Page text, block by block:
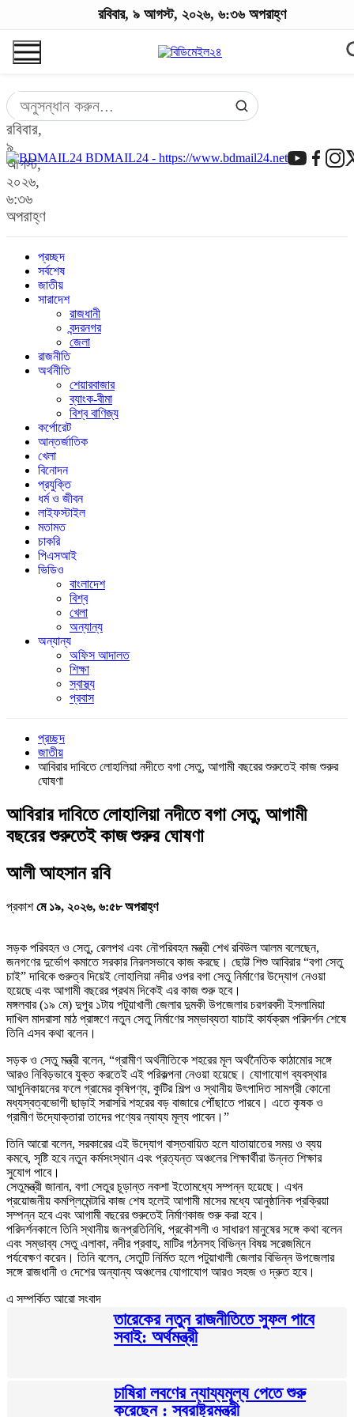
রবিবার,
৯
আগস্ট,
২০২৬,
৬:৩৬
অপরাহ্ণ
BDMAIL24 - https://www.bdmail24.net
প্রচ্ছদ
সর্বশেষ
জাতীয়
সারাদেশ
রাজধানী
বন্দরনগর
জেলা
রাজনীতি
অর্থনীতি
শেয়ারবাজার
ব্যাংক-বীমা
বিশ্ব বাণিজ্য
কর্পোরেট
আন্তর্জাতিক
খেলা
বিনোদন
প্রযুক্তি
ধর্ম ও জীবন
লাইফস্টাইল
মতামত
চাকরি
পিএসআই
ভিডিও
বাংলাদেশ
বিশ্ব
খেলা
অন্যান্য
অন্যান্য
অফিস আদালত
শিক্ষা
স্বাস্থ্য
প্রবাস
রবিবার, ৯ আগস্ট, ২০২৬, ৬:৩৬ অপরাহ্ণ
প্রচ্ছদ
জাতীয়
আবিরার দাবিতে লোহালিয়া নদীতে বগা সেতু, আগামী বছরের শুরুতেই কাজ শুরুর
ঘোষণা
আবিরার দাবিতে লোহালিয়া নদীতে বগা সেতু, আগামী
বছরের শুরুতেই কাজ শুরুর ঘোষণা
আলী আহসান রবি
প্রকাশমে ১৯, ২০২৬, ৬:৫৮ অপরাহ্ণ
সড়ক পরিবহন ও সেতু, রেলপথ এবং নৌপরিবহন মন্ত্রী শেখ রবিউল আলম বলেছেন,
জনগণের দুর্ভোগ কমাতে সরকার নিরলসভাবে কাজ করছে। ছোট্ট শিশু আবিরার “বগা সেতু
চাই” দাবিকে গুরুত্ব দিয়েই লোহালিয়া নদীর ওপর বগা সেতু নির্মাণের উদ্যোগ নেওয়া
হয়েছে এবং আগামী বছরের প্রথম দিকেই এর কাজ শুরু হবে।
মঙ্গলবার (১৯ মে) দুপুর ১টায় পটুয়াখালী জেলার দুমকী উপজেলার চরগরবদী ইসলামিয়া
দাখিল মাদরাসা মাঠ প্রাঙ্গণে নতুন সেতু নির্মাণের সম্ভাব্যতা যাচাই কার্যক্রম পরিদর্শন শেষে
তিনি এসব কথা বলেন।
সড়ক ও সেতু মন্ত্রী বলেন, “গ্রামীণ অর্থনীতিকে শহরের মূল অর্থনৈতিক কাঠামোর সঙ্গে
আরও নিবিড়ভাবে যুক্ত করতেই এই পরিকল্পনা নেওয়া হয়েছে। যোগাযোগ ব্যবস্থার
আধুনিকায়নের ফলে গ্রামের কৃষিপণ্য, কুটির শিল্প ও স্থানীয় উৎপাদিত সামগ্রী কোনো
মধ্যস্বত্বভোগী ছাড়াই সরাসরি শহরের বড় বাজারে পৌঁছাতে পারবে। এতে কৃষক ও
গ্রামীণ উদ্যোক্তারা তাদের পণ্যের ন্যায্য মূল্য পাবেন।”
তিনি আরো বলেন, সরকারের এই উদ্যোগ বাস্তবায়িত হলে যাতায়াতের সময় ও ব্যয়
কমবে, সৃষ্টি হবে নতুন কর্মসংস্থান এবং প্রত্যন্ত অঞ্চলের শিক্ষার্থীরা উন্নত শিক্ষার
সুযোগ পাবে।
সেতুমন্ত্রী জানান, বগা সেতুর চূড়ান্ত নকশা ইতোমধ্যে সম্পন্ন হয়েছে। এখন
প্রয়োজনীয় কমপ্লিমেন্টারি কাজ শেষ হলেই আগামী মাসের মধ্যে আনুষ্ঠানিক প্রক্রিয়া
সম্পন্ন হবে এবং আগামী বছরের শুরুতেই নির্মাণকাজ শুরু করা হবে।
পরিদর্শনকালে তিনি স্থানীয় জনপ্রতিনিধি, প্রকৌশলী ও সাধারণ মানুষের সঙ্গে কথা বলেন
এবং সম্ভাব্য সেতু এলাকা, নদীর প্রবাহ, মাটির গঠনসহ বিভিন্ন বিষয় সরেজমিনে
পর্যবেক্ষণ করেন। তিনি বলেন, সেতুটি নির্মিত হলে পটুয়াখালী জেলার বিভিন্ন উপজেলার
সঙ্গে রাজধানী ও দেশের অন্যান্য অঞ্চলের যোগাযোগ আরও সহজ ও দ্রুত হবে।
এ সম্পর্কিত আরো সংবাদ
তারেকের নতুন রাজনীতিতে সুফল পাবে
সবাই: অর্থমন্ত্রী
চাষিরা লবণের ন্যায্যমূল্য পেতে শুরু
করেছেন : স্বরাষ্ট্রমন্ত্রী